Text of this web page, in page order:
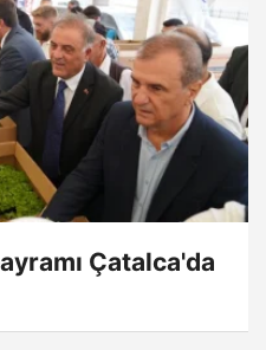
Çatalca'da